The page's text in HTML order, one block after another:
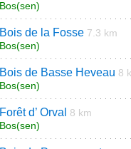
Bos(sen)
Bois de la Fosse 7.3 km
Bos(sen)
Bois de Basse Heveau 8
Bos(sen)
Forêt d’ Orval
8 km
Bos(sen)